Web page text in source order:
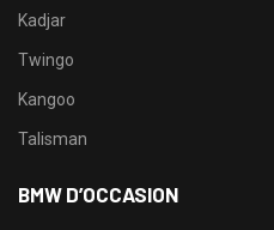
Kadjar
Twingo
Kangoo
Talisman
BMW D’OCCASION